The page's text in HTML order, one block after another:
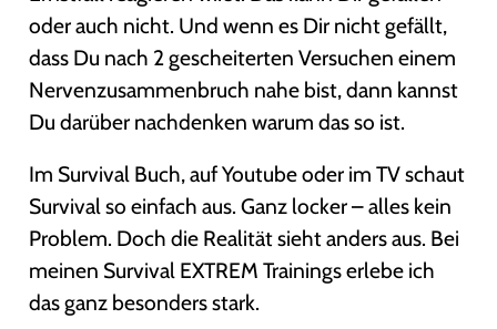
oder auch nicht. Und wenn es Dir nicht gefällt,
dass Du nach 2 gescheiterten Versuchen einem
Nervenzusammenbruch nahe bist, dann kannst
Du darüber nachdenken warum das so ist.
Im Survival Buch, auf Youtube oder im TV schaut
Survival so einfach aus. Ganz locker – alles kein
Problem. Doch die Realität sieht anders aus. Bei
meinen Survival EXTREM Trainings erlebe ich
das ganz besonders stark.